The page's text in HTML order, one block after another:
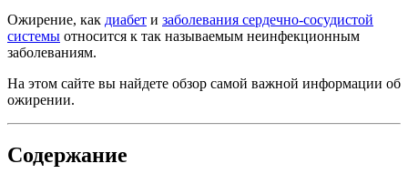
Ожирение, как диабет и заболевания сердечно-сосудистой
системы относится к так называемым неинфекционным
заболеваниям.
На этом сайте вы найдете обзор самой важной информации об
ожирении.
Содержание